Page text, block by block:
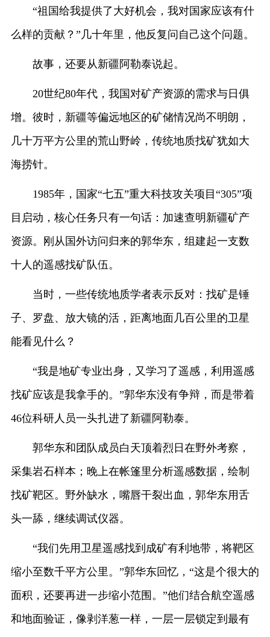
“祖国给我提供了大好机会，我对国家应该有什
么样的贡献？”几十年里，他反复问自己这个问题。
故事，还要从新疆阿勒泰说起。
20世纪80年代，我国对矿产资源的需求与日俱
增。彼时，新疆等偏远地区的矿储情况尚不明朗，
几十万平方公里的荒山野岭，传统地质找矿犹如大
海捞针。
1985年，国家“七五”重大科技攻关项目“305”项
目启动，核心任务只有一句话：加速查明新疆矿产
资源。刚从国外访问归来的郭华东，组建起一支数
十人的遥感找矿队伍。
当时，一些传统地质学者表示反对：找矿是锤
子、罗盘、放大镜的活，距离地面几百公里的卫星
能看见什么？
“我是地矿专业出身，又学习了遥感，利用遥感
找矿应该是我拿手的。”郭华东没有争辩，而是带着
46位科研人员一头扎进了新疆阿勒泰。
郭华东和团队成员白天顶着烈日在野外考察，
采集岩石样本；晚上在帐篷里分析遥感数据，绘制
找矿靶区。野外缺水，嘴唇干裂出血，郭华东用舌
头一舔，继续调试仪器。
“我们先用卫星遥感找到成矿有利地带，将靶区
缩小至数千平方公里。”郭华东回忆，“这是个很大的
面积，还要再进一步缩小范围。”他们结合航空遥感
和地面验证，像剥洋葱一样，一层一层锁定到最有